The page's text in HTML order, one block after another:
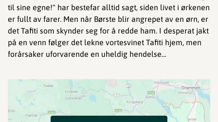
til sine egne!" har bestefar alltid sagt, siden livet i ørkenen
er fullt av farer. Men når Børste blir angrepet av en ørn, er
det Tafiti som skynder seg for å redde ham. I desperat jakt
på en venn følger det lekne vortesvinet Tafiti hjem, men
forårsaker uforvarende en uheldig hendelse…